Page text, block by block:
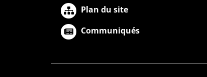
Plan du site
Communiqués